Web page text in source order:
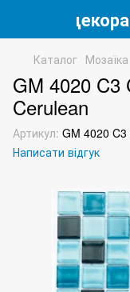
Каталог Мозаїка
GM 4020 C3
Cerulean
Артикул: GM 4020
Написати відгук